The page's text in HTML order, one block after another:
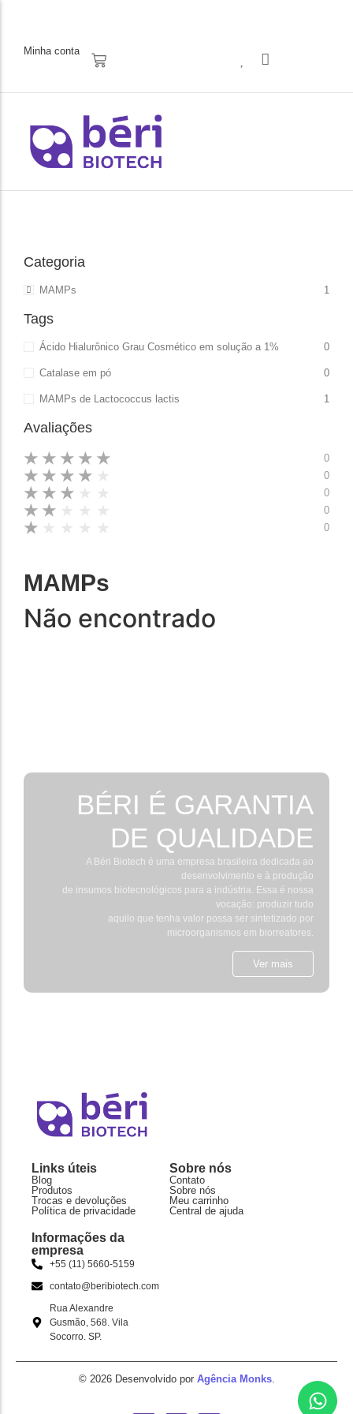
Minha conta
Categoria
MAMPs 1
Tags
Ácido Hialurônico Grau Cosmético em solução a 1% 0
Catalase em pó 0
MAMPs de Lactococcus lactis 1
Avaliações
★ ★ ★ ★ ★ 0
★ ★ ★ ★ 0
★ ★ ★ 0
★ ★ 0
★ 0
MAMPs
Não encontrado
BÉRI É GARANTIA
DE QUALIDADE
A Béri Biotech é uma empresa brasileira dedicada ao
desenvolvimento e à produção
de insumos biotecnológicos para a indústria. Essa é nossa
vocação: produzir tudo
aquilo que tenha valor possa ser sintetizado por
microorganismos em biorreatores.
Ver mais
Links úteis
Blog
Produtos
Trocas e devoluções
Política de privacidade
Sobre nós
Contato
Sobre nós
Meu carrinho
Central de ajuda
Informações da
empresa
+55 (11) 5660-5159
contato@beribiotech.com
Rua Alexandre
Gusmão, 568. Vila
Socorro. SP.
© 2026 Desenvolvido por Agência Monks.